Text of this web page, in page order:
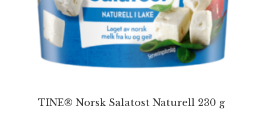
TINE® Norsk Salatost Naturell 230 g